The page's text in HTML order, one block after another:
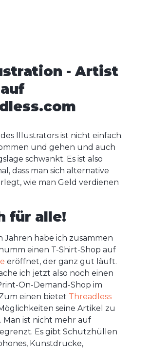
- Artist
Illustrators ist nicht einfach.
und gehen und auch
schwankt. Es ist also
dass man sich alternative
wie man Geld verdienen
für alle!
Jahren habe ich zusammen
einen T-Shirt-Shop auf
eröffnet, der ganz gut läuft.
ich jetzt also noch einen
On-Demand-Shop im
einen bietet Threadless
seine Artikel zu
Man ist nicht mehr auf
Es gibt Schutzhüllen
Kunstdrucke,